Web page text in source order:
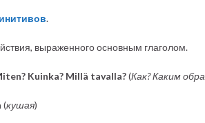
.
выраженного основным глаголом.
Kuinka? Millä tavalla?(Как? Каким
(кушая)